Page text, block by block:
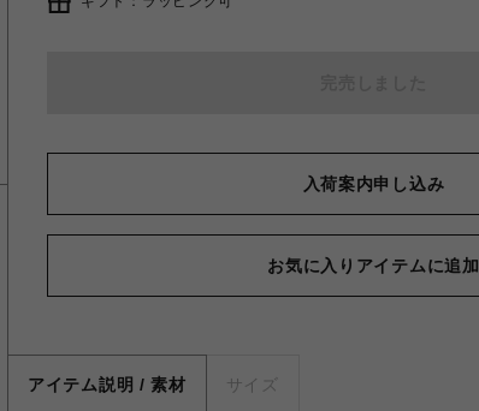
入荷案内申し込み
お気に入りアイテムに追加
アイテム説明 / 素材 サイズ